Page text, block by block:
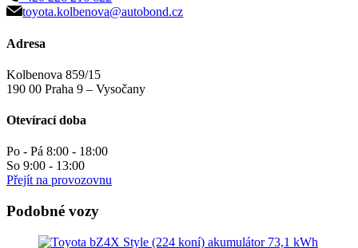
toyota.kolbenova@autobond.cz
Adresa
Kolbenova 859/15
190 00 Praha 9 – Vysočany
Otevírací doba
Po - Pá 8:00 - 18:00
So 9:00 - 13:00
Přejít na provozovnu
Podobné vozy